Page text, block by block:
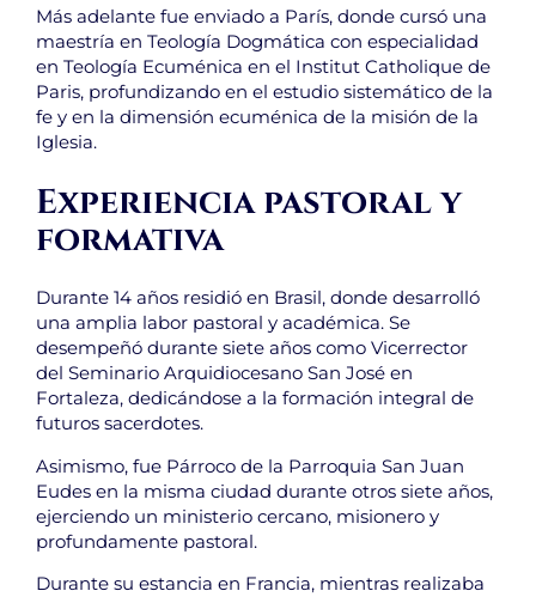
Más adelante fue enviado a París, donde cursó una
maestría en Teología Dogmática con especialidad
en Teología Ecuménica en el Institut Catholique de
Paris, profundizando en el estudio sistemático de la
fe y en la dimensión ecuménica de la misión de la
Iglesia.
Experiencia pastoral y
formativa
Durante 14 años residió en Brasil, donde desarrolló
una amplia labor pastoral y académica. Se
desempeñó durante siete años como Vicerrector
del Seminario Arquidiocesano San José en
Fortaleza, dedicándose a la formación integral de
futuros sacerdotes.
Asimismo, fue Párroco de la Parroquia San Juan
Eudes en la misma ciudad durante otros siete años,
ejerciendo un ministerio cercano, misionero y
profundamente pastoral.
Durante su estancia en Francia, mientras realizaba